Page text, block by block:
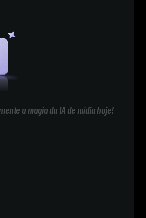
a magia da IA de mídia hoje!